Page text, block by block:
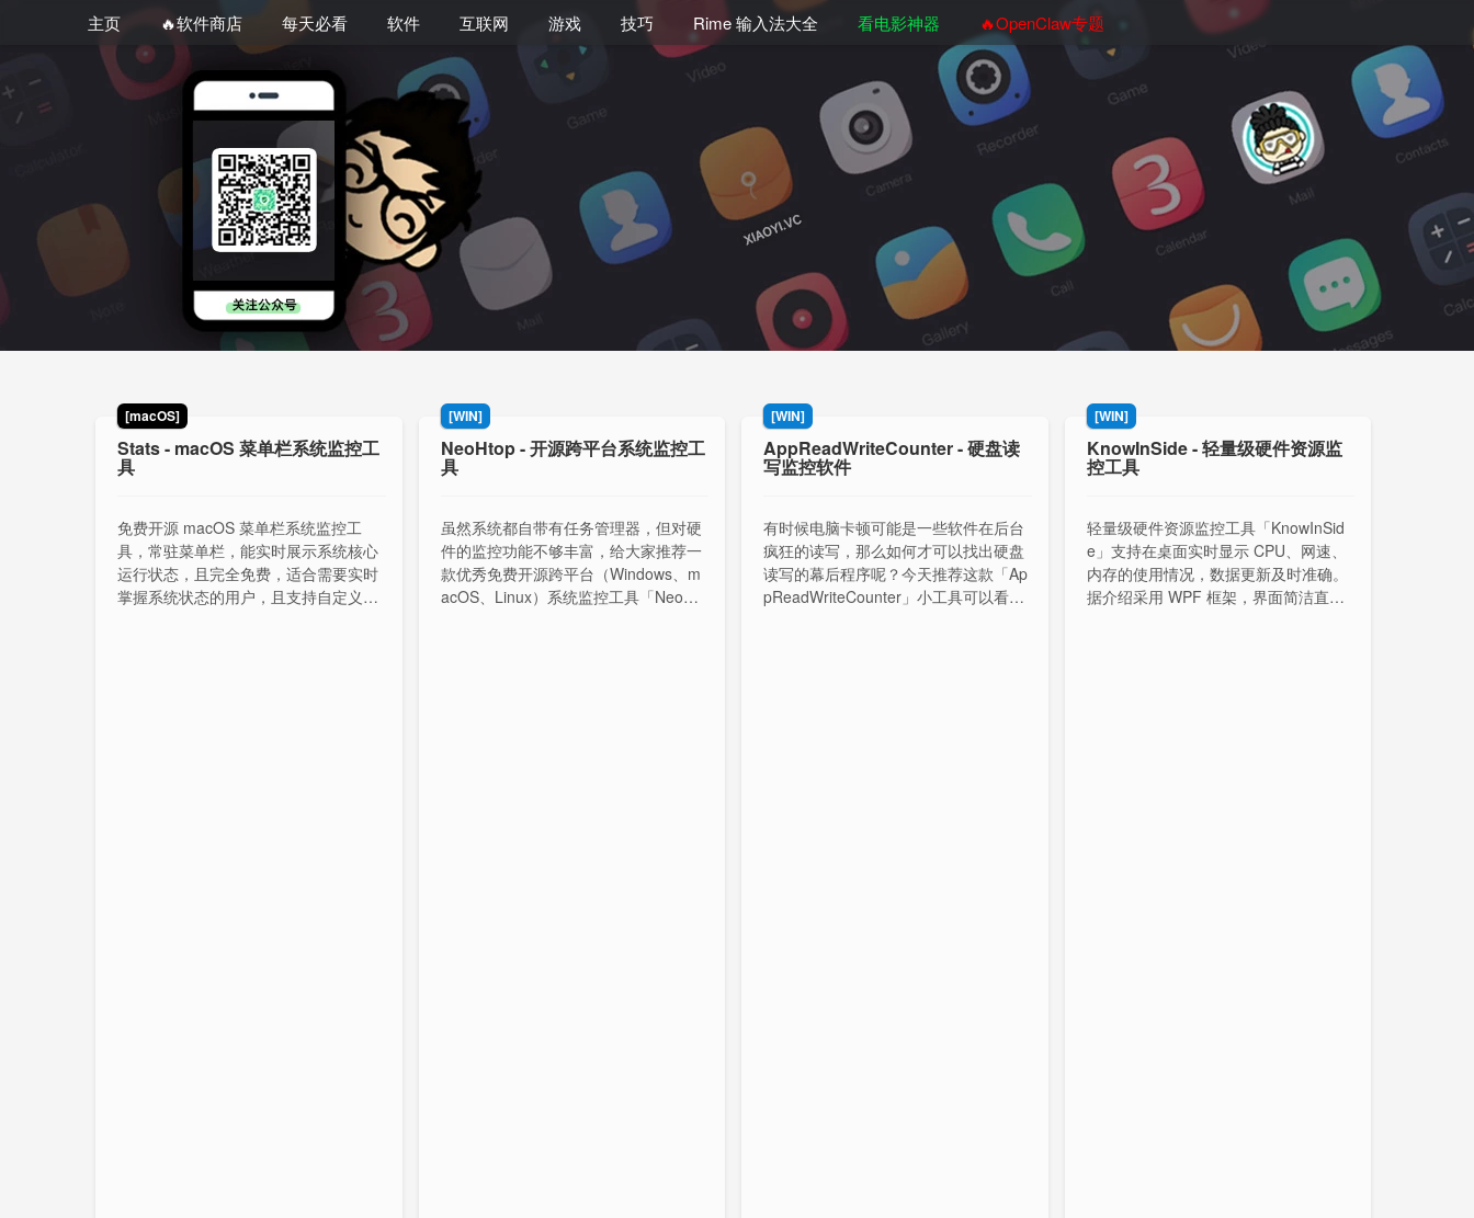
主页 🔥软件商店 每天必看 软件 互联网 游戏 技巧 Rime 输入法大全 看电影神器 🔥OpenClaw专题
[macOS]
Stats - macOS 菜单栏系统监控工
具
免费开源 macOS 菜单栏系统监控工
具，常驻菜单栏，能实时展示系统核心
运行状态，且完全免费，适合需要实时
掌握系统状态的用户，且支持自定义关
[WIN]
NeoHtop - 开源跨平台系统监控工
具
虽然系统都自带有任务管理器，但对硬
件的监控功能不够丰富，给大家推荐一
款优秀免费开源跨平台（Windows、m
acOS、Linux）系统监控工具「NeoHto
[WIN]
AppReadWriteCounter - 硬盘读
写监控软件
有时候电脑卡顿可能是一些软件在后台
疯狂的读写，那么如何才可以找出硬盘
读写的幕后程序呢？今天推荐这款「Ap
pReadWriteCounter」小工具可以看到
[WIN]
KnowInSide - 轻量级硬件资源监
控工具
轻量级硬件资源监控工具「KnowInSid
e」支持在桌面实时显示 CPU、网速、
内存的使用情况，数据更新及时准确。
据介绍采用 WPF 框架，界面简洁直